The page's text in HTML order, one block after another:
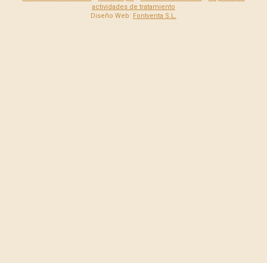
actividades de tratamiento
Diseño Web: Fontventa S.L.